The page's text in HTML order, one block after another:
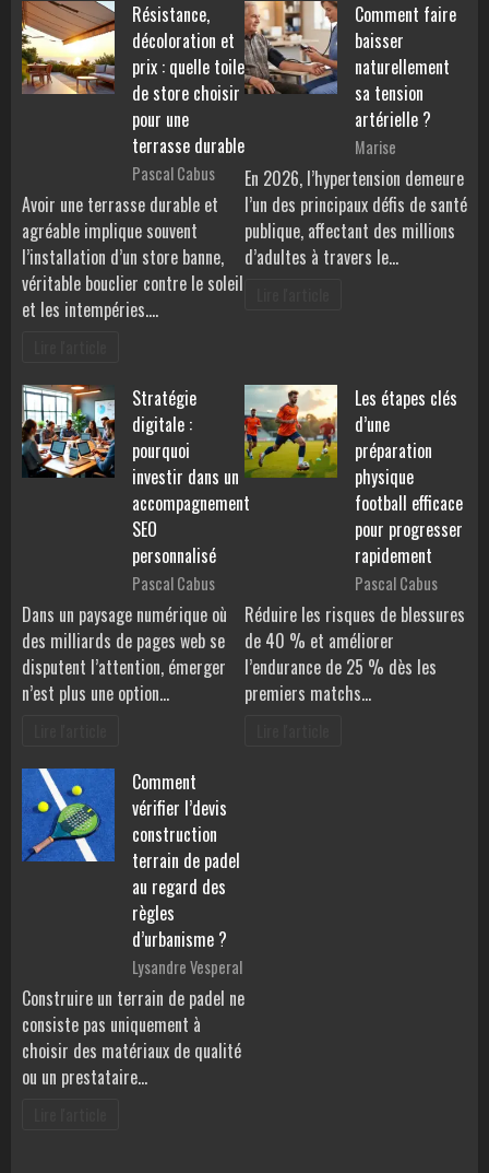
Résistance,
décoloration et
prix : quelle toile
de store choisir
pour une
terrasse durable
Pascal Cabus
Avoir une terrasse durable et
agréable implique souvent
l’installation d’un store banne,
véritable bouclier contre le soleil
et les intempéries.…
Comment faire
baisser
naturellement
sa tension
artérielle ?
Marise
En 2026, l’hypertension demeure
l’un des principaux défis de santé
publique, affectant des millions
d’adultes à travers le…
Stratégie
digitale :
pourquoi
investir dans un
accompagnement
SEO
personnalisé
Pascal Cabus
Dans un paysage numérique où
des milliards de pages web se
disputent l’attention, émerger
n’est plus une option…
Les étapes clés
d’une
préparation
physique
football efficace
pour progresser
rapidement
Pascal Cabus
Réduire les risques de blessures
de 40 % et améliorer
l’endurance de 25 % dès les
premiers matchs…
Comment
vérifier l’devis
construction
terrain de padel
au regard des
règles
d’urbanisme ?
Lysandre Vesperal
Construire un terrain de padel ne
consiste pas uniquement à
choisir des matériaux de qualité
ou un prestataire…